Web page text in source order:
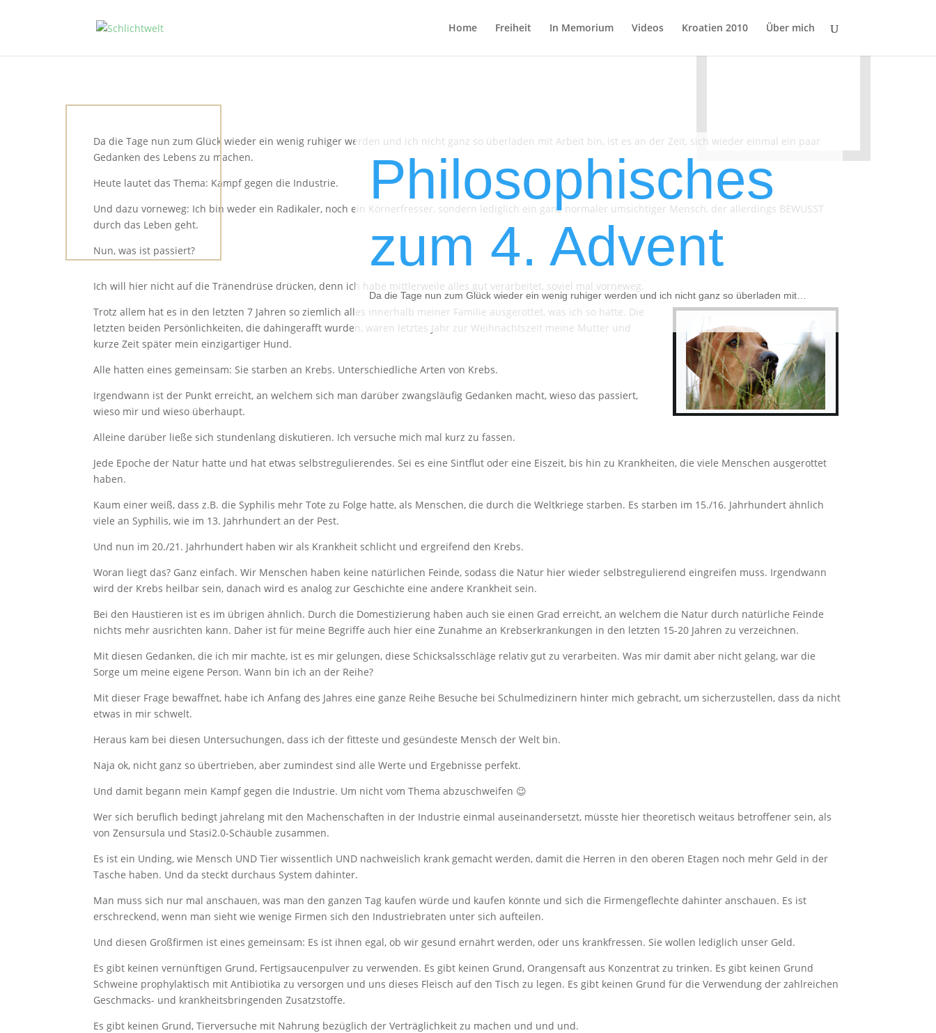
Home Freiheit In Memorium Videos Kroatien 2010 Über mich
Philosophisches
zum 4. Advent
Da die Tage nun zum Glück wieder ein wenig ruhiger werden und ich nicht ganz so überladen mit…
Da die Tage nun zum Glück wieder ein wenig ruhiger werden und ich nicht ganz so überladen mit Arbeit bin, ist es an der Zeit, sich wieder einmal ein paar
Gedanken des Lebens zu machen.
Heute lautet das Thema: Kampf gegen die Industrie.
Und dazu vorneweg: Ich bin weder ein Radikaler, noch ein Körnerfresser, sondern lediglich ein ganz normaler umsichtiger Mensch, der allerdings BEWUSST
durch das Leben geht.
Nun, was ist passiert?
Ich will hier nicht auf die Tränendrüse drücken, denn ich habe mittlerweile alles gut verarbeitet, soviel mal vorneweg.
Trotz allem hat es in den letzten 7 Jahren so ziemlich alles innerhalb meiner Familie ausgerottet, was ich so hatte. Die
letzten beiden Persönlichkeiten, die dahingerafft wurden, waren letztes Jahr zur Weihnachtszeit meine Mutter und
kurze Zeit später mein einzigartiger Hund.
Alle hatten eines gemeinsam: Sie starben an Krebs. Unterschiedliche Arten von Krebs.
Irgendwann ist der Punkt erreicht, an welchem sich man darüber zwangsläufig Gedanken macht, wieso das passiert,
wieso mir und wieso überhaupt.
Alleine darüber ließe sich stundenlang diskutieren. Ich versuche mich mal kurz zu fassen.
Jede Epoche der Natur hatte und hat etwas selbstregulierendes. Sei es eine Sintflut oder eine Eiszeit, bis hin zu Krankheiten, die viele Menschen ausgerottet
haben.
Kaum einer weiß, dass z.B. die Syphilis mehr Tote zu Folge hatte, als Menschen, die durch die Weltkriege starben. Es starben im 15./16. Jahrhundert ähnlich
viele an Syphilis, wie im 13. Jahrhundert an der Pest.
Und nun im 20./21. Jahrhundert haben wir als Krankheit schlicht und ergreifend den Krebs.
Woran liegt das? Ganz einfach. Wir Menschen haben keine natürlichen Feinde, sodass die Natur hier wieder selbstregulierend eingreifen muss. Irgendwann
wird der Krebs heilbar sein, danach wird es analog zur Geschichte eine andere Krankheit sein.
Bei den Haustieren ist es im übrigen ähnlich. Durch die Domestizierung haben auch sie einen Grad erreicht, an welchem die Natur durch natürliche Feinde
nichts mehr ausrichten kann. Daher ist für meine Begriffe auch hier eine Zunahme an Krebserkrankungen in den letzten 15-20 Jahren zu verzeichnen.
Mit diesen Gedanken, die ich mir machte, ist es mir gelungen, diese Schicksalsschläge relativ gut zu verarbeiten. Was mir damit aber nicht gelang, war die
Sorge um meine eigene Person. Wann bin ich an der Reihe?
Mit dieser Frage bewaffnet, habe ich Anfang des Jahres eine ganze Reihe Besuche bei Schulmedizinern hinter mich gebracht, um sicherzustellen, dass da nicht
etwas in mir schwelt.
Heraus kam bei diesen Untersuchungen, dass ich der fitteste und gesündeste Mensch der Welt bin.
Naja ok, nicht ganz so übertrieben, aber zumindest sind alle Werte und Ergebnisse perfekt.
Und damit begann mein Kampf gegen die Industrie. Um nicht vom Thema abzuschweifen 😉
Wer sich beruflich bedingt jahrelang mit den Machenschaften in der Industrie einmal auseinandersetzt, müsste hier theoretisch weitaus betroffener sein, als
von Zensursula und Stasi2.0-Schäuble zusammen.
Es ist ein Unding, wie Mensch UND Tier wissentlich UND nachweislich krank gemacht werden, damit die Herren in den oberen Etagen noch mehr Geld in der
Tasche haben. Und da steckt durchaus System dahinter.
Man muss sich nur mal anschauen, was man den ganzen Tag kaufen würde und kaufen könnte und sich die Firmengeflechte dahinter anschauen. Es ist
erschreckend, wenn man sieht wie wenige Firmen sich den Industriebraten unter sich aufteilen.
Und diesen Großfirmen ist eines gemeinsam: Es ist ihnen egal, ob wir gesund ernährt werden, oder uns krankfressen. Sie wollen lediglich unser Geld.
Es gibt keinen vernünftigen Grund, Fertigsaucenpulver zu verwenden. Es gibt keinen Grund, Orangensaft aus Konzentrat zu trinken. Es gibt keinen Grund
Schweine prophylaktisch mit Antibiotika zu versorgen und uns dieses Fleisch auf den Tisch zu legen. Es gibt keinen Grund für die Verwendung der zahlreichen
Geschmacks- und krankheitsbringenden Zusatzstoffe.
Es gibt keinen Grund, Tierversuche mit Nahrung bezüglich der Verträglichkeit zu machen und und und.